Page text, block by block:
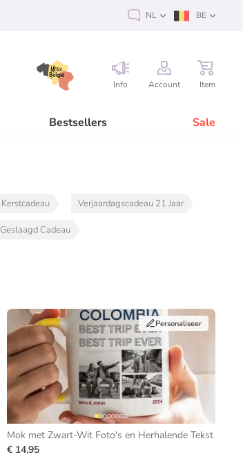
Info Account Item
Bestsellers Sale
NL BE
Kerstcadeau Verjaardagscadeau 21 Jaar
Geslaagd Cadeau
Personaliseer
Mok met Zwart-Wit Foto's en Herhalende Tekst
€ 14,95